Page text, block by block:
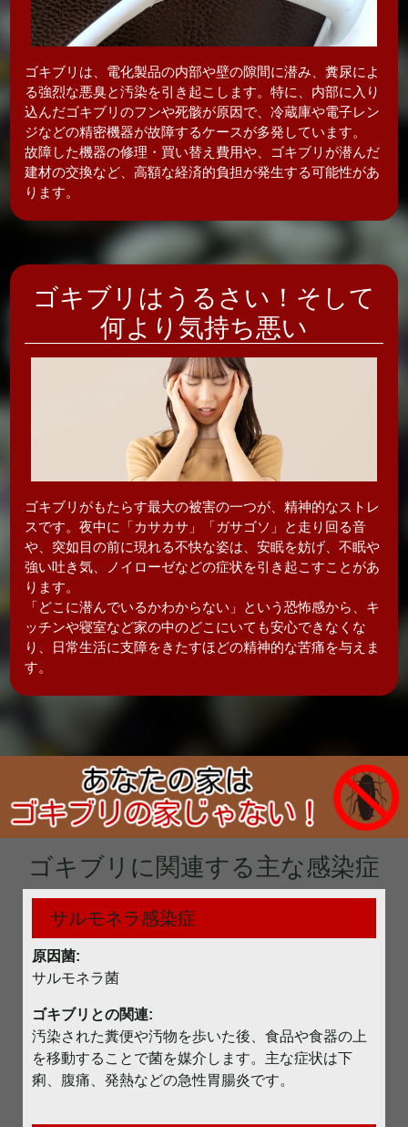
ゴキブリは、電化製品の内部や壁の隙間に潜み、糞尿によ
る強烈な悪臭と汚染を引き起こします。特に、内部に入り
込んだゴキブリのフンや死骸が原因で、冷蔵庫や電子レン
ジなどの精密機器が故障するケースが多発しています。
故障した機器の修理・買い替え費用や、ゴキブリが潜んだ
建材の交換など、高額な経済的負担が発生する可能性があ
ります。
ゴキブリはうるさい！そして
何より気持ち悪い
ゴキブリがもたらす最大の被害の一つが、精神的なストレ
スです。夜中に「カサカサ」「ガサゴソ」と走り回る音
や、突如目の前に現れる不快な姿は、安眠を妨げ、不眠や
強い吐き気、ノイローゼなどの症状を引き起こすことがあ
ります。
「どこに潜んでいるかわからない」という恐怖感から、キ
ッチンや寝室など家の中のどこにいても安心できなくな
り、日常生活に支障をきたすほどの精神的な苦痛を与えま
す。
ゴキブリに関連する主な感染症
サルモネラ感染症
原因菌:
サルモネラ菌
ゴキブリとの関連:
汚染された糞便や汚物を歩いた後、食品や食器の上
を移動することで菌を媒介します。主な症状は下
痢、腹痛、発熱などの急性胃腸炎です。